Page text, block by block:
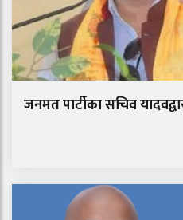
जनमत पार्टीका सचिव